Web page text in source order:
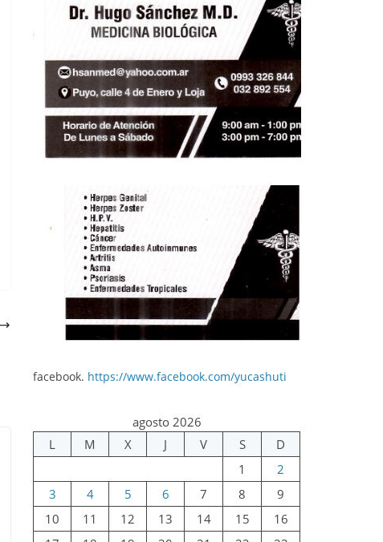
facebook. https://www.facebook.com/yucashuti
agosto 2026
L
M X J V S
D
1
2
3
4 5 6 7 8
9
10
11 12 13 14 15
16